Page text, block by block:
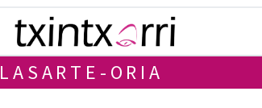
LASARTE-ORIA